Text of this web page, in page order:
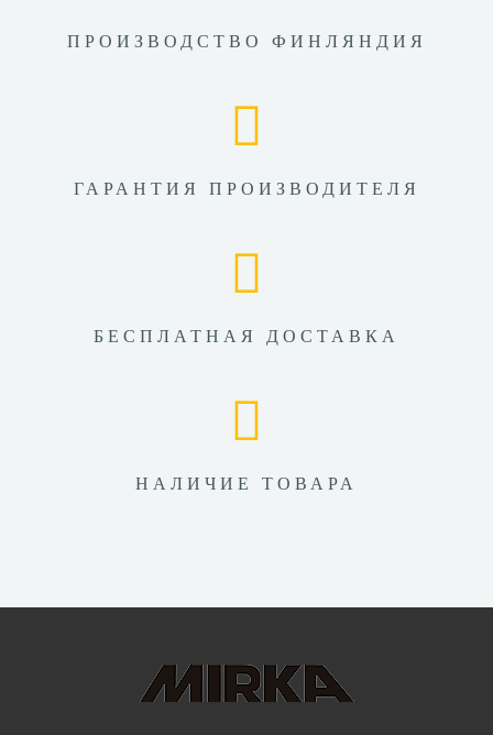
ПРОИЗВОДСТВО ФИНЛЯНДИЯ
ГАРАНТИЯ ПРОИЗВОДИТЕЛЯ
БЕСПЛАТНАЯ ДОСТАВКА
НАЛИЧИЕ ТОВАРА